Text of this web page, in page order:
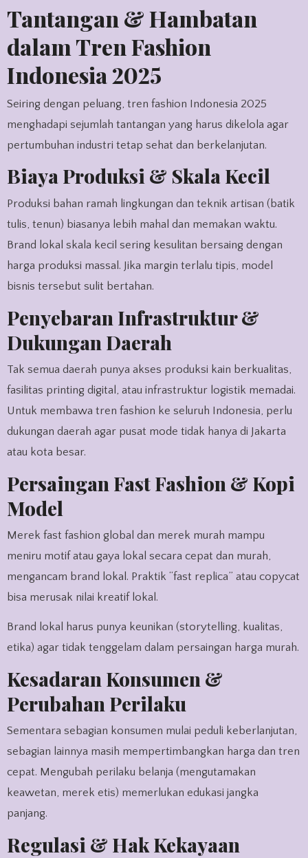
Tantangan & Hambatan
dalam Tren Fashion
Indonesia 2025
Seiring dengan peluang, tren fashion Indonesia 2025
menghadapi sejumlah tantangan yang harus dikelola agar
pertumbuhan industri tetap sehat dan berkelanjutan.
Biaya Produksi & Skala Kecil
Produksi bahan ramah lingkungan dan teknik artisan (batik
tulis, tenun) biasanya lebih mahal dan memakan waktu.
Brand lokal skala kecil sering kesulitan bersaing dengan
harga produksi massal. Jika margin terlalu tipis, model
bisnis tersebut sulit bertahan.
Penyebaran Infrastruktur &
Dukungan Daerah
Tak semua daerah punya akses produksi kain berkualitas,
fasilitas printing digital, atau infrastruktur logistik memadai.
Untuk membawa tren fashion ke seluruh Indonesia, perlu
dukungan daerah agar pusat mode tidak hanya di Jakarta
atau kota besar.
Persaingan Fast Fashion & Kopi
Model
Merek fast fashion global dan merek murah mampu
meniru motif atau gaya lokal secara cepat dan murah,
mengancam brand lokal. Praktik “fast replica” atau copycat
bisa merusak nilai kreatif lokal.
Brand lokal harus punya keunikan (storytelling, kualitas,
etika) agar tidak tenggelam dalam persaingan harga murah.
Kesadaran Konsumen &
Perubahan Perilaku
Sementara sebagian konsumen mulai peduli keberlanjutan,
sebagian lainnya masih mempertimbangkan harga dan tren
cepat. Mengubah perilaku belanja (mengutamakan
keawetan, merek etis) memerlukan edukasi jangka
panjang.
Regulasi & Hak Kekayaan